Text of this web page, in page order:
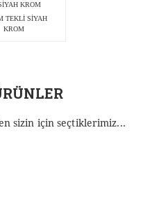
TEKLİ SİYAH
KROM
sizin için seçtiklerimiz...